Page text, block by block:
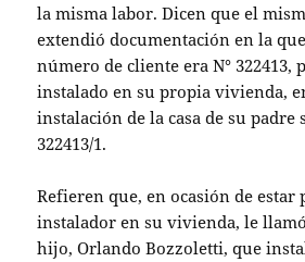
la misma labor. Dicen que el
extendió documentación en la
número de cliente era N° 322413,
instalado en su propia vivienda,
instalación de la casa de su padre
322413/1.
Refieren que, en ocasión de estar
instalador en su vivienda, le
hijo, Orlando Bozzoletti, que